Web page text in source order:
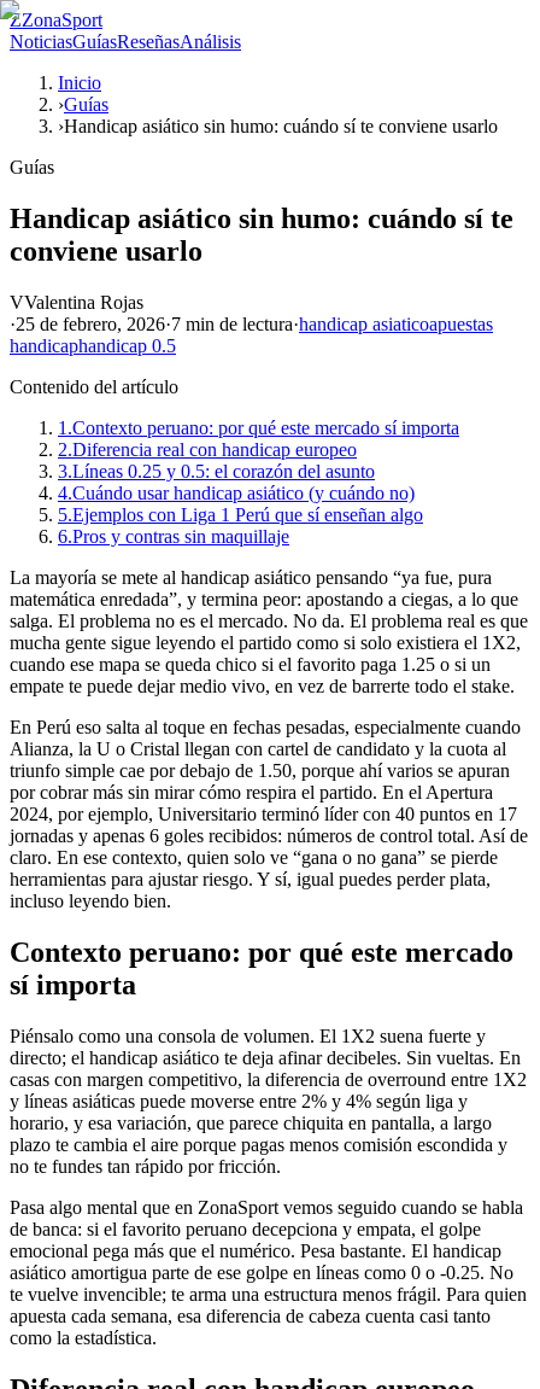
ZZonaSport
NoticiasGuíasReseñasAnálisis
Inicio
›Guías
›Handicap asiático sin humo: cuándo sí te conviene usarlo
Guías
Handicap asiático sin humo: cuándo sí te
conviene usarlo
VValentina Rojas
·25 de febrero, 2026·7 min de lectura·handicap asiaticoapuestas
handicaphandicap 0.5
Contenido del artículo
1.Contexto peruano: por qué este mercado sí importa
2.Diferencia real con handicap europeo
3.Líneas 0.25 y 0.5: el corazón del asunto
4.Cuándo usar handicap asiático (y cuándo no)
5.Ejemplos con Liga 1 Perú que sí enseñan algo
6.Pros y contras sin maquillaje
La mayoría se mete al handicap asiático pensando “ya fue, pura
matemática enredada”, y termina peor: apostando a ciegas, a lo que
salga. El problema no es el mercado. No da. El problema real es que
mucha gente sigue leyendo el partido como si solo existiera el 1X2,
cuando ese mapa se queda chico si el favorito paga 1.25 o si un
empate te puede dejar medio vivo, en vez de barrerte todo el stake.
En Perú eso salta al toque en fechas pesadas, especialmente cuando
Alianza, la U o Cristal llegan con cartel de candidato y la cuota al
triunfo simple cae por debajo de 1.50, porque ahí varios se apuran
por cobrar más sin mirar cómo respira el partido. En el Apertura
2024, por ejemplo, Universitario terminó líder con 40 puntos en 17
jornadas y apenas 6 goles recibidos: números de control total. Así de
claro. En ese contexto, quien solo ve “gana o no gana” se pierde
herramientas para ajustar riesgo. Y sí, igual puedes perder plata,
incluso leyendo bien.
Contexto peruano: por qué este mercado
sí importa
Piénsalo como una consola de volumen. El 1X2 suena fuerte y
directo; el handicap asiático te deja afinar decibeles. Sin vueltas. En
casas con margen competitivo, la diferencia de overround entre 1X2
y líneas asiáticas puede moverse entre 2% y 4% según liga y
horario, y esa variación, que parece chiquita en pantalla, a largo
plazo te cambia el aire porque pagas menos comisión escondida y
no te fundes tan rápido por fricción.
Pasa algo mental que en ZonaSport vemos seguido cuando se habla
de banca: si el favorito peruano decepciona y empata, el golpe
emocional pega más que el numérico. Pesa bastante. El handicap
asiático amortigua parte de ese golpe en líneas como 0 o -0.25. No
te vuelve invencible; te arma una estructura menos frágil. Para quien
apuesta cada semana, esa diferencia de cabeza cuenta casi tanto
como la estadística.